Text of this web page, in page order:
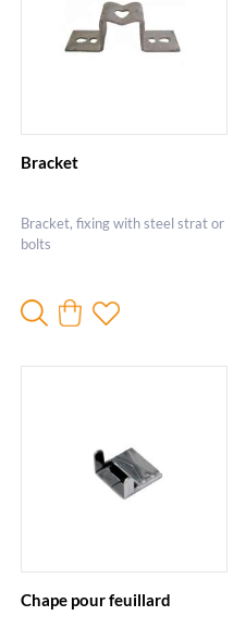
Bracket
Bracket, fixing with steel strat or
bolts
Chape pour feuillard